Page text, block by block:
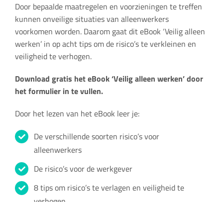
Door bepaalde maatregelen en voorzieningen te treffen
kunnen onveilige situaties van alleenwerkers
voorkomen worden. Daarom gaat dit eBook ‘Veilig alleen
werken’ in op acht tips om de risico’s te verkleinen en
veiligheid te verhogen.
Download gratis het eBook ‘Veilig alleen werken’ door
het formulier in te vullen.
Door het lezen van het eBook leer je:
De verschillende soorten risico’s voor
alleenwerkers
De risico’s voor de werkgever
8 tips om risico’s te verlagen en veiligheid te